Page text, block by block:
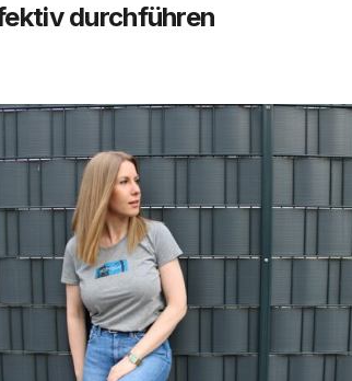
durchführen